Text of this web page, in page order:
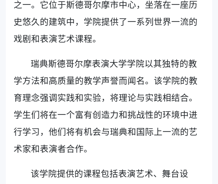
之一。它位于斯德哥尔摩市中心，坐落在一座历
史悠久的建筑中，学院提供了一系列世界一流的
戏剧和表演艺术课程。
瑞典斯德哥尔摩表演大学学院以其独特的教
学方法和高质量的教学声誉而闻名。该学院的教
育理念强调实践和实验，将理论与实践相结合。
学生们将在一个富有创造力和挑战性的环境中进
行学习，他们将有机会与瑞典和国际上一流的艺
术家和表演者合作。
该学院提供的课程包括表演艺术、舞台设